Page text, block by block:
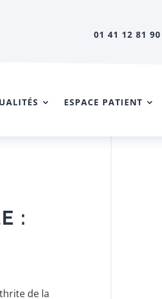
01 41 12 81 90
ESPACE PATIENT
:
de la